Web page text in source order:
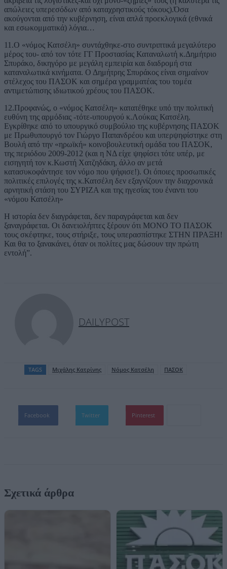
απώλειες υπερεσόδων από καταχρηστικούς τόκους).Όσα
ακούγονται από την κυβέρνηση, είναι απλά προεκλογικά (εθνικά
και εσωκομματικά) λόγια…
11.Ο «νόμος Κατσέλη» συντάχθηκε-στο συντριπτικά μεγαλύτερο
μέρος του- από τον τότε ΓΓ Προστασίας Καταναλωτή κ.Δημήτριο
Σπυράκο, δικηγόρο με μεγάλη εμπειρία και διαδρομή στα
καταναλωτικά κινήματα. Ο Δημήτρης Σπυράκος είναι σημαίνον
στέλεχος του ΠΑΣΟΚ και σημέρα γραμματέας του τομέα
αντιμετώπισης ιδιωτικού χρέους του ΠΑΣΟΚ.
12.Προφανώς, ο «νόμος Κατσέλη» κατατέθηκε υπό την πολιτική
ευθύνη της αρμόδιας -τότε-υπουργού κ.Λούκας Κατσέλη.
Εγκρίθηκε από το υπουργικό συμβούλιο της κυβέρνησης ΠΑΣΟΚ
με Πρωθυπουργό τον Γιώργο Παπανδρέου και υπερψηφίστηκε στη
Βουλή από την «ηρωϊκή» κοινοβουλευτική ομάδα του ΠΑΣΟΚ,
της περιόδου 2009-2012 (και η ΝΔ είχε ψηφίσει τότε υπέρ, με
εισηγητή τον κ.Κωστή Χατζηδάκη, άλλο αν μετά
κατασυκοφάντησε τον νόμο που ψήφισε!). Οι όποιες προσωπικές
πολιτικές επιλογές της κ.Κατσέλη δεν εξαγνίζουν την διαχρονικά
αρνητική στάση του ΣΥΡΙΖΑ και της ηγεσίας του έναντι του
«νόμου Κατσέλη»
Η ιστορία δεν διαγράφεται, δεν παραγράφεται και δεν
ξαναγράφεται. Οι δανειολήπτες ξέρουν ότι ΜΟΝΟ ΤΟ ΠΑΣΟΚ
τους σκέφτηκε, τους στήριξε, τους υπερασπίστηκε ΣΤΗΝ ΠΡΑΞΗ!
Και θα το ξανακάνει, όταν οι πολίτες μας δώσουν την πρώτη
εντολή”.
DAILYPOST
TAGS Μιχάλης Κατρίνης Νόμος Κατσέλη ΠΑΣΟΚ
Facebook Twitter Pinterest
Σχετικά άρθρα